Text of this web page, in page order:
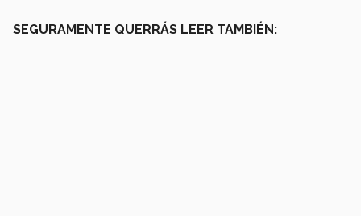
SEGURAMENTE QUERRÁS LEER TAMBIÉN: